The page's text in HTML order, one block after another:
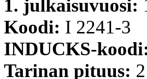
1. julkaisuvuosi:
Koodi: I 2241-3
INDUCKS-
Tarinan pituus: